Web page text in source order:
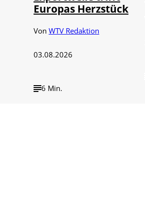
Europas Herzstück
Von WTV Redaktion
03.08.2026
6 Min.